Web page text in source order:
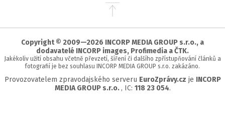
Přejít
stránky
Copyright © 2009—2026 INCORP MEDIA GROUP s.r.o., a
dodavatelé INCORP images, Profimedia a ČTK.
Jakékoliv užití obsahu včetně převzetí, šíření či dalšího zpřístupňování článků a
fotografií je bez souhlasu INCORP MEDIA GROUP s.r.o. zakázáno.
Provozovatelem zpravodajského serveru EuroZprávy.cz je INCORP
MEDIA GROUP s.r.o. , IC: 118 23 054.